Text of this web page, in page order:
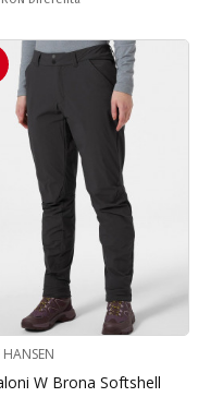
HANSEN
W Brona Softshell